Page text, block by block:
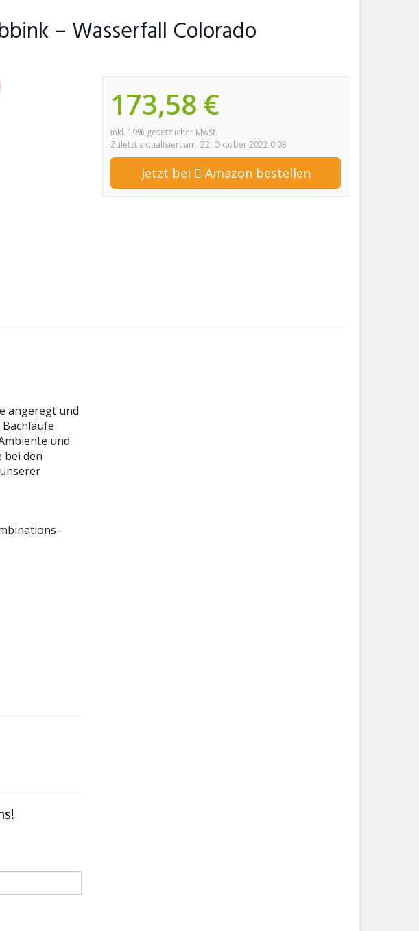
– Wasserfall Colorado
173,58 €
inkl. 19% gesetzlicher MwSt.
Zuletzt aktualisiert am: 22. Oktober 2022 0:03
Jetzt bei Amazon bestellen
angeregt und
und
bei den